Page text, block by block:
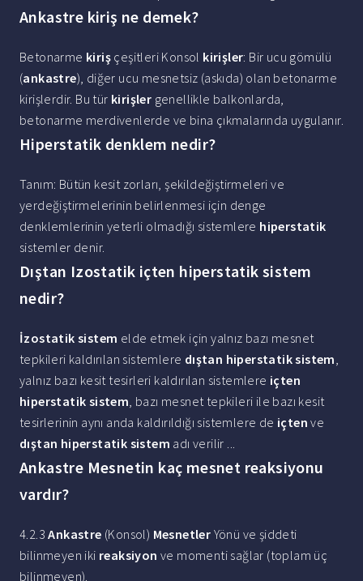
Ankastre kiriş ne demek?
Betonarme kiriş çeşitleri Konsol kirişler: Bir ucu gömülü
(ankastre), diğer ucu mesnetsiz (askıda) olan betonarme
kirişlerdir. Bu tür kirişler genellikle balkonlarda,
betonarme merdivenlerde ve bina çıkmalarında uygulanır.
Hiperstatik denklem nedir?
Tanım: Bütün kesit zorları, şekildeğiştirmeleri ve
yerdeğiştirmelerinin belirlenmesi için denge
denklemlerinin yeterli olmadığı sistemlere hiperstatik
sistemler denir.
Dıştan Izostatik içten hiperstatik sistem
nedir?
İzostatik sistem elde etmek için yalnız bazı mesnet
tepkileri kaldırılan sistemlere dıştan hiperstatik sistem,
yalnız bazı kesit tesirleri kaldırılan sistemlere içten
hiperstatik sistem, bazı mesnet tepkileri ile bazı kesit
tesirlerinin aynı anda kaldırıldığı sistemlere de içten ve
dıştan hiperstatik sistem adı verilir ...
Ankastre Mesnetin kaç mesnet reaksiyonu
vardır?
4.2.3Ankastre (Konsol) Mesnetler Yönü ve şiddeti
bilinmeyen iki reaksiyon ve momenti sağlar (toplam üç
bilinmeyen).